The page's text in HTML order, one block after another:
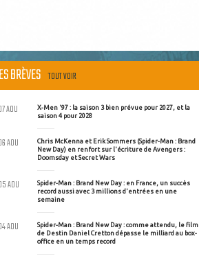
BRÈVES TOUT VOIR
X-Men '97 : la saison 3 bien prévue pour 2027, et la
saison 4 pour 2028
AOU
Chris McKenna et Erik Sommers (Spider-Man : Brand
New Day) en renfort sur l'écriture de Avengers :
Doomsday et Secret Wars
AOU
Spider-Man : Brand New Day : en France, un succès
record aussi avec 3 millions d'entrées en une
semaine
AOU
Spider-Man : Brand New Day : comme attendu, le film
de Destin Daniel Cretton dépasse le milliard au box-
office en un temps record
AOU